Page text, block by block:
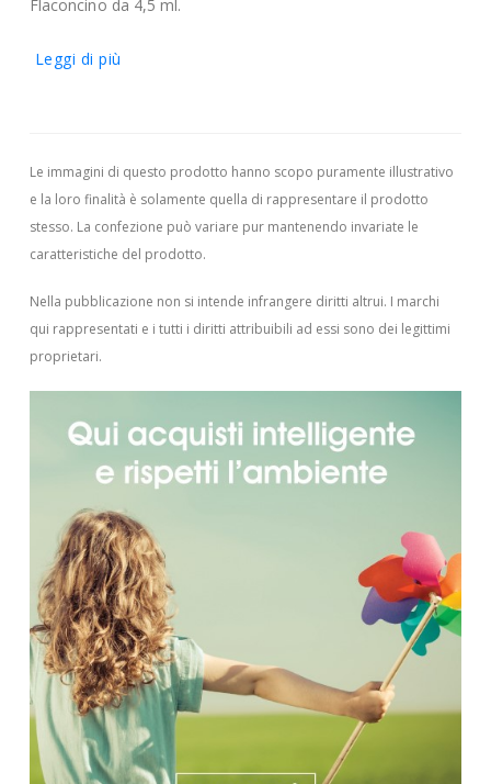
Flaconcino da 4,5 ml.
Leggi di più
Le immagini di questo prodotto hanno scopo puramente illustrativo
e la loro finalità è solamente quella di rappresentare il prodotto
stesso. La confezione può variare pur mantenendo invariate le
caratteristiche del prodotto.
Nella pubblicazione non si intende infrangere diritti altrui. I marchi
qui rappresentati e i tutti i diritti attribuibili ad essi sono dei legittimi
proprietari.